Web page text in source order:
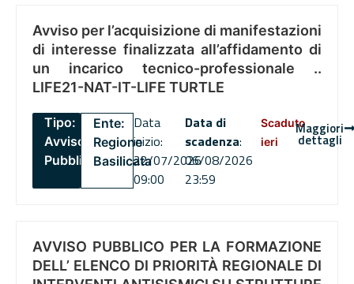
Avviso per l’acquisizione di manifestazioni
di interesse finalizzata all’affidamento di
un incarico tecnico-professionale ..
LIFE21-NAT-IT-LIFE TURTLE
Tipo:
Avviso
Pubblico
Ente:
Regione
Basilicata
Data
inizio:
22/07/2026
09:00
Data di
scadenza:
06/08/2026
23:59
Scaduto
ieri
Maggiori
dettagli
AVVISO PUBBLICO PER LA FORMAZIONE
DELL’ ELENCO DI PRIORITÀ REGIONALE DI